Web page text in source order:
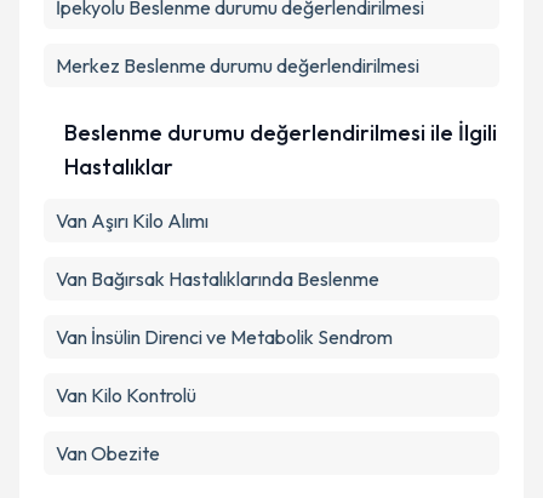
Metni'ni okudum ve kişisel verilerimin belirtilen
İpekyolu Beslenme durumu değerlendirilmesi
Merkez Beslenme durumu değerlendirilmesi
Beslenme durumu değerlendirilmesi ile İlgili
Hastalıklar
Van Aşırı Kilo Alımı
Van Bağırsak Hastalıklarında Beslenme
Van İnsülin Direnci ve Metabolik Sendrom
Van Kilo Kontrolü
Van Obezite